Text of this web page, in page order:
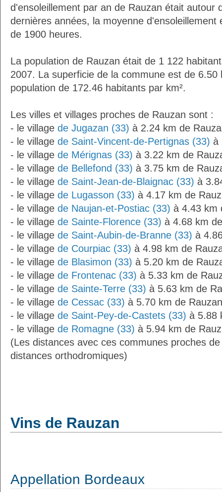
d'ensoleillement par an de Rauzan était autour
dernières années, la moyenne d'ensoleillement
de 1900 heures.
La population de Rauzan était de 1 122
2007. La superficie de la commune est de 6.50
population de 172.46 habitants par km².
Les villes et villages proches de Rauzan sont :
- le village de Jugazan (33) à 2.24 km de
- le village de Saint-Vincent-de-Pertignas (33) à
- le village de Mérignas (33) à 3.22 km de
- le village de Bellefond (33) à 3.75 km de
- le village de Saint-Jean-de-Blaignac (33) à
- le village de Lugasson (33) à 4.17 km de
- le village de Naujan-et-Postiac (33) à 4.43 km
- le village de Sainte-Florence (33) à 4.68 km
- le village de Saint-Aubin-de-Branne (33) à
- le village de Courpiac (33) à 4.98 km de
- le village de Blasimon (33) à 5.20 km de
- le village de Frontenac (33) à 5.33 km de
- le village de Sainte-Terre (33) à 5.63 km de
- le village de Cessac (33) à 5.70 km de Rauzan
- le village de Saint-Pey-de-Castets (33) à 5.88
- le village de Romagne (33) à 5.94 km de
(Les distances avec ces communes proches
distances orthodromiques)
Vins de Rauzan
Appellation Bordeaux